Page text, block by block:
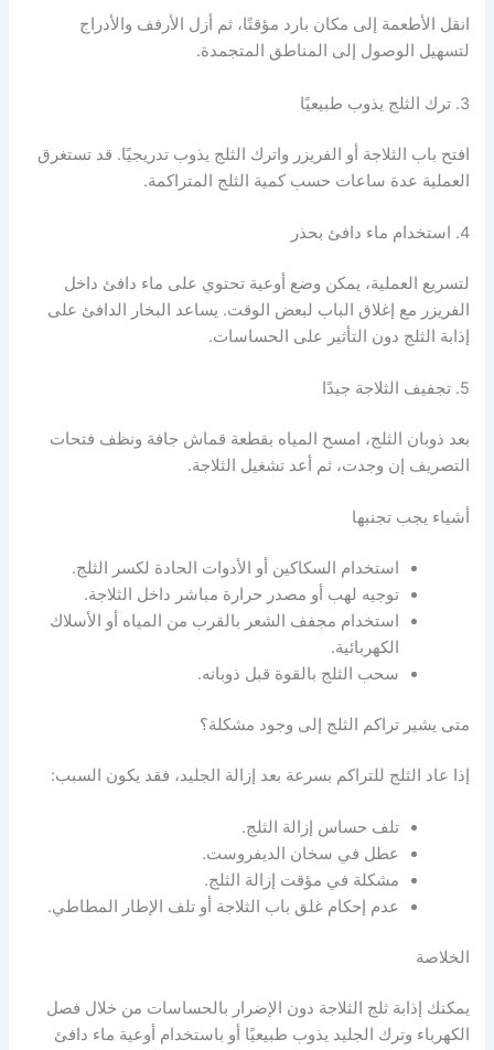
انقل الأطعمة إلى مكان بارد مؤقتًا، ثم أزل الأرفف والأدراج
لتسهيل الوصول إلى المناطق المتجمدة.
3. ترك الثلج يذوب طبيعيًا
افتح باب الثلاجة أو الفريزر واترك الثلج يذوب تدريجيًا. قد تستغرق
العملية عدة ساعات حسب كمية الثلج المتراكمة.
4. استخدام ماء دافئ بحذر
لتسريع العملية، يمكن وضع أوعية تحتوي على ماء دافئ داخل
الفريزر مع إغلاق الباب لبعض الوقت. يساعد البخار الدافئ على
إذابة الثلج دون التأثير على الحساسات.
5. تجفيف الثلاجة جيدًا
بعد ذوبان الثلج، امسح المياه بقطعة قماش جافة ونظف فتحات
التصريف إن وجدت، ثم أعد تشغيل الثلاجة.
أشياء يجب تجنبها
استخدام السكاكين أو الأدوات الحادة لكسر الثلج.
توجيه لهب أو مصدر حرارة مباشر داخل الثلاجة.
استخدام مجفف الشعر بالقرب من المياه أو الأسلاك
الكهربائية.
سحب الثلج بالقوة قبل ذوبانه.
متى يشير تراكم الثلج إلى وجود مشكلة؟
إذا عاد الثلج للتراكم بسرعة بعد إزالة الجليد، فقد يكون السبب:
تلف حساس إزالة الثلج.
عطل في سخان الديفروست.
مشكلة في مؤقت إزالة الثلج.
عدم إحكام غلق باب الثلاجة أو تلف الإطار المطاطي.
الخلاصة
يمكنك إذابة ثلج الثلاجة دون الإضرار بالحساسات من خلال فصل
الكهرباء وترك الجليد يذوب طبيعيًا أو باستخدام أوعية ماء دافئ